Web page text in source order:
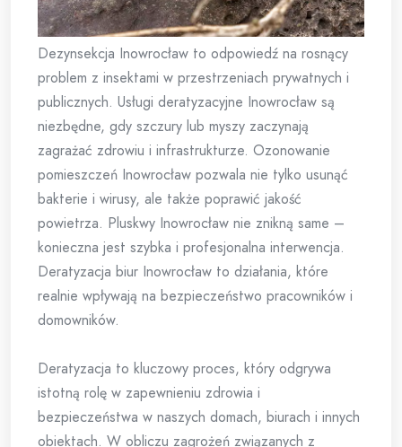
Dezynsekcja Inowrocław to odpowiedź na rosnący
problem z insektami w przestrzeniach prywatnych i
publicznych. Usługi deratyzacyjne Inowrocław są
niezbędne, gdy szczury lub myszy zaczynają
zagrażać zdrowiu i infrastrukturze. Ozonowanie
pomieszczeń Inowrocław pozwala nie tylko usunąć
bakterie i wirusy, ale także poprawić jakość
powietrza. Pluskwy Inowrocław nie znikną same –
konieczna jest szybka i profesjonalna interwencja.
Deratyzacja biur Inowrocław to działania, które
realnie wpływają na bezpieczeństwo pracowników i
domowników.
Deratyzacja to kluczowy proces, który odgrywa
istotną rolę w zapewnieniu zdrowia i
bezpieczeństwa w naszych domach, biurach i innych
obiektach. W obliczu zagrożeń związanych z